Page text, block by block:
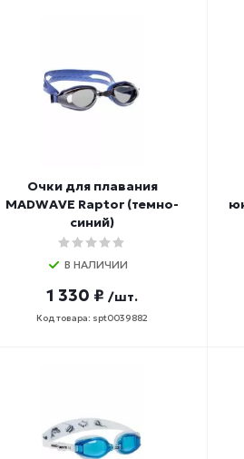
Очки для плавания
MADWAVE Raptor (темно-
синий)
В НАЛИЧИИ
1 330 ₽ /шт.
Код товара: spt0039882